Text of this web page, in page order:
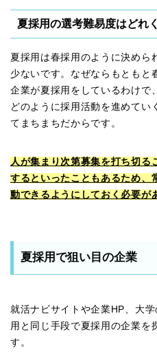
夏採用の選考難易度はどれ
夏採用は春採用のように決めら
少ないです。なぜならもともと
企業が夏採用をしているわけで
どのように採用活動を進めてい
てまちまちだからです。
人が集まり次第募集を打ち切る
するといったこともあるため、
動できるようにしておく必要が
夏採用で狙い目の企業
就活ナビサイトや企業HP、大
用と同じ手段で夏採用の企業を
す。